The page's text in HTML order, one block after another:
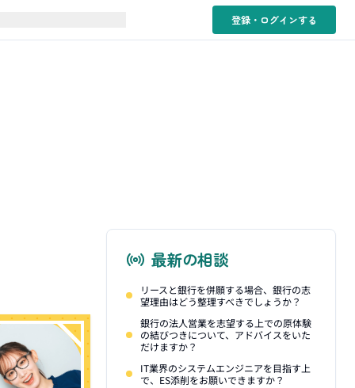
登録・ログインする
最新の相談
リースと銀行を併願する場合、銀行の志
望理由はどう整理すべきでしょうか？
銀行の法人営業を志望する上での原体験
の結びつきについて、アドバイスをいた
だけますか？
IT業界のシステムエンジニアを目指す上
で、ES添削をお願いできますか？